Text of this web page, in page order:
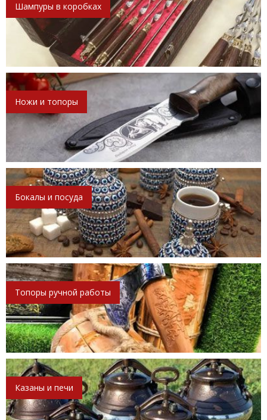
Шампуры в коробках
Ножи и топоры
Бокалы и посуда
Топоры ручной работы
Казаны и печи